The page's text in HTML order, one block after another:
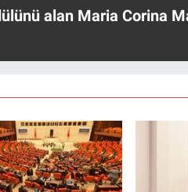
alan Maria Corina